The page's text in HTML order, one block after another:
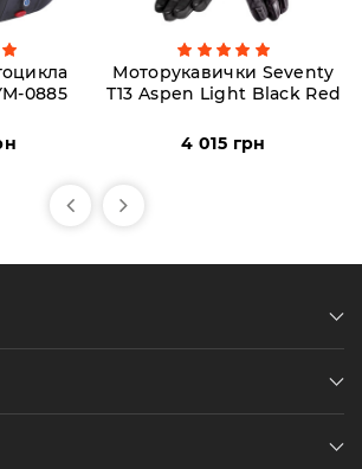
0885
Моторукавички Seventy
T13 Aspen Light Black Red
4 015 грн